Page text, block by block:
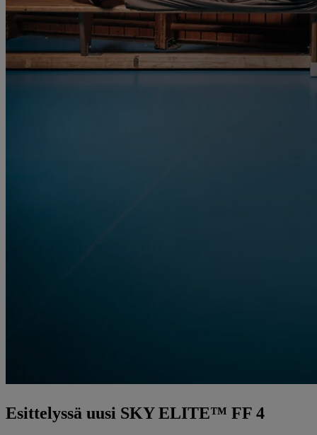
Esittelyssä uusi SKY ELITE™ FF 4